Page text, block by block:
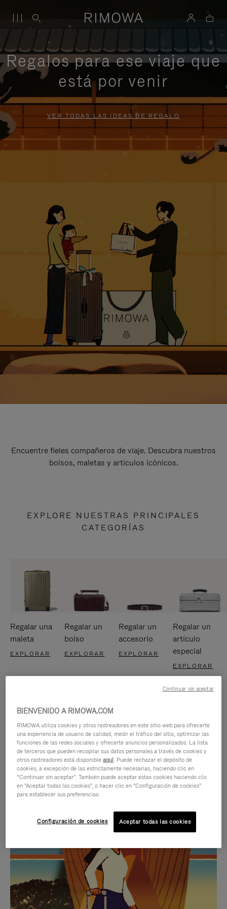
Regalos para ese viaje que
está por venir
VER TODAS LAS IDEAS DE REGALO
Encuentre fieles compañeros de viaje. Descubra nuestros
bolsos, maletas y artículos icónicos.
EXPLORE NUESTRAS PRINCIPALES
CATEGORÍAS
Regalar una
maleta
EXPLORAR
Regalar un
bolso
EXPLORAR
Regalar un
accesorio
EXPLORAR
Regalar un
artículo
especial
EXPLORAR
VÍDEO
NO
ESTÁ
PAUSADO,
PULSE
SONIDO
DEL
VÍDEO
ESTÁ
DESACTIVADO:
IDAS DE REGALO CUIDADOSAMENTE ELEGIDAS
Encuentre su compañero de
viaje ideal
BIENVENIDO A RIMOWA.COM
RIMOWA utiliza cookies y otros rastreadores en este sitio web para ofrecerte
una experiencia de usuario de calidad, medir el tráfico del sitio, optimizar las
funciones de las redes sociales y ofrecerte anuncios personalizados. La lista
de terceros que pueden recopilar sus datos personales a través de cookies y
otros rastreadores está disponibleaquí. Puede rechazar el depósito de
cookies, a excepción de las estrictamente necesarias, haciendo clic en
“Continuar sin aceptar”. También puede aceptar estas cookies haciendo clic
en "Aceptar todas las cookies", o hacer clic en "Configuración de cookies"
para establecer sus preferencias.
Configuración de cookies Aceptar todas las cookies
Continuar sin aceptar